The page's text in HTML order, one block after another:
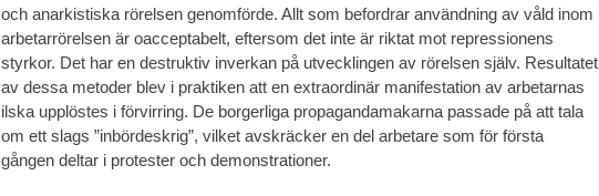
och anarkistiska rörelsen genomförde. Allt som befordrar användning av våld inom
arbetarrörelsen är oacceptabelt, eftersom det inte är riktat mot repressionens
styrkor. Det har en destruktiv inverkan på utvecklingen av rörelsen själv. Resultatet
av dessa metoder blev i praktiken att en extraordinär manifestation av arbetarnas
ilska upplöstes i förvirring. De borgerliga propagandamakarna passade på att tala
om ett slags ”inbördeskrig”, vilket avskräcker en del arbetare som för första
gången deltar i protester och demonstrationer.